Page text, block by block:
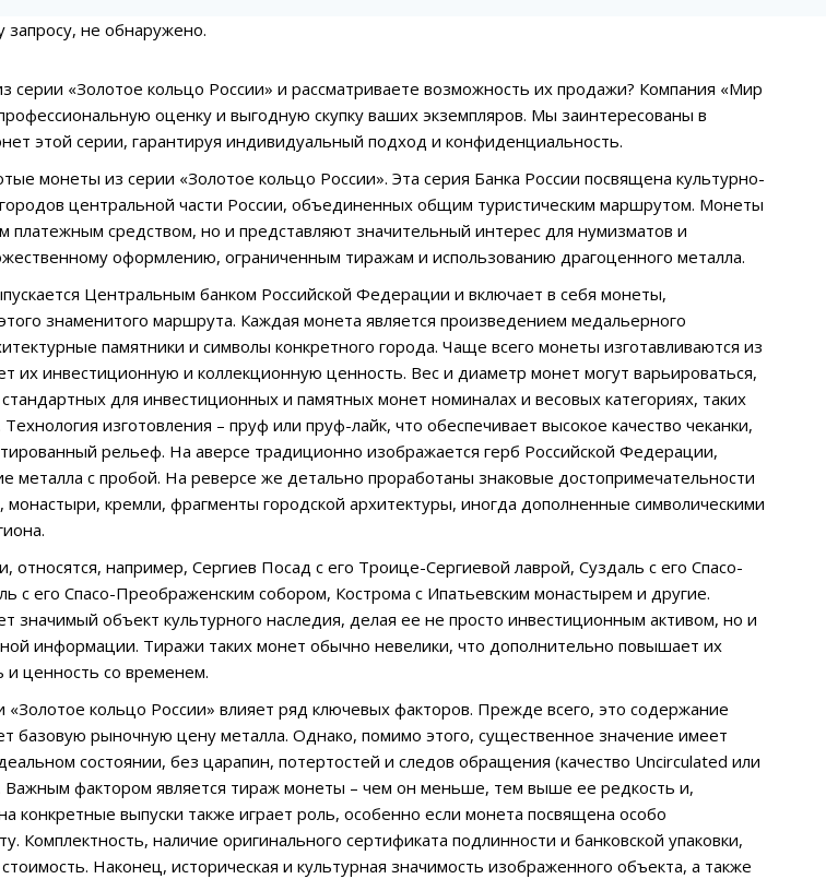
не обнаружено.
серии «Золотое кольцо России» и рассматриваете возможность их продажи? Компания «Мир
оценку и выгодную скупку ваших экземпляров. Мы заинтересованы в
этой серии, гарантируя индивидуальный подход и конфиденциальность.
монеты из серии «Золотое кольцо России». Эта серия Банка России посвящена культурно-
центральной части России, объединенных общим туристическим маршрутом. Монеты
платежным средством, но и представляют значительный интерес для нумизматов и
оформлению, ограниченным тиражам и использованию драгоценного металла.
Центральным банком Российской Федерации и включает в себя монеты,
знаменитого маршрута. Каждая монета является произведением медальерного
памятники и символы конкретного города. Чаще всего монеты изготавливаются из
их инвестиционную и коллекционную ценность. Вес и диаметр монет могут варьироваться,
для инвестиционных и памятных монет номиналах и весовых категориях, таких
изготовления – пруф или пруф-лайк, что обеспечивает высокое качество чеканки,
рельеф. На аверсе традиционно изображается герб Российской Федерации,
металла с пробой. На реверсе же детально проработаны знаковые достопримечательности
монастыри, кремли, фрагменты городской архитектуры, иногда дополненные символическими
относятся, например, Сергиев Посад с его Троице-Сергиевой лаврой, Суздаль с его Спасо-
с его Спасо-Преображенским собором, Кострома с Ипатьевским монастырем и другие.
значимый объект культурного наследия, делая ее не просто инвестиционным активом, но и
информации. Тиражи таких монет обычно невелики, что дополнительно повышает их
и ценность со временем.
кольцо России» влияет ряд ключевых факторов. Прежде всего, это содержание
базовую рыночную цену металла. Однако, помимо этого, существенное значение имеет
состоянии, без царапин, потертостей и следов обращения (качество Uncirculated или
Важным фактором является тираж монеты – чем он меньше, тем выше ее редкость и,
конкретные выпуски также играет роль, особенно если монета посвящена особо
Комплектность, наличие оригинального сертификата подлинности и банковской упаковки,
Наконец, историческая и культурная значимость изображенного объекта, а также